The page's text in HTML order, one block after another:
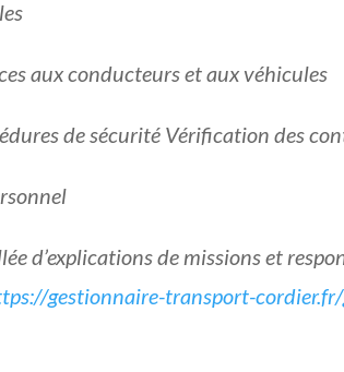
aux conducteurs et aux véhicules
de sécurité Vérification des
d’explications de missions et
gestionnaire-transport-